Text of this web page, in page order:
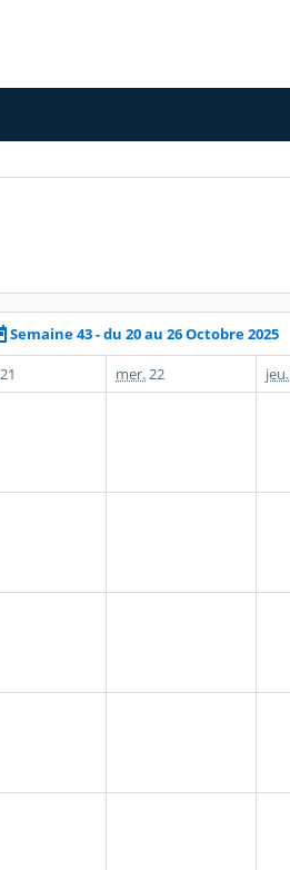
Semaine 43 - du 20 au 26 Octobre 2025
21 mer. 22 jeu.